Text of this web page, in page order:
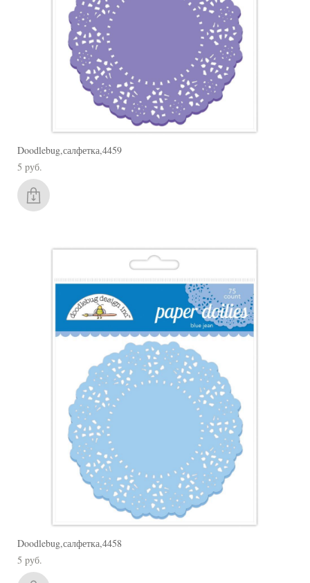
Doodlebug,салфетка,4459
5 pуб.
Doodlebug,салфетка,4458
5 pуб.